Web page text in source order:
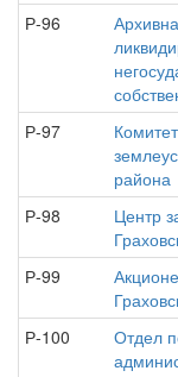
Р-96
Р-97
района
Р-98
Центр
Р-99
Р-100
Отдел